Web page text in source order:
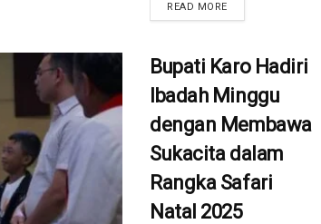
READ MORE
Bupati Karo Hadiri
Ibadah Minggu
dengan Membawa
Sukacita dalam
Rangka Safari
Natal 2025